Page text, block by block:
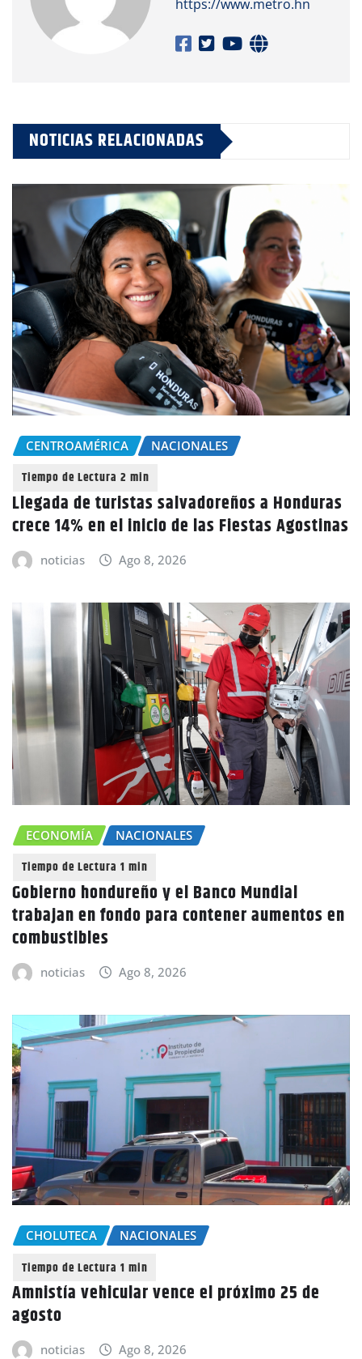
https://www.metro.hn
NOTICIAS RELACIONADAS
CENTROAMÉRICA NACIONALES
Llegada de turistas salvadoreños a Honduras
crece 14% en el inicio de las Fiestas Agostinas
noticias Ago 8, 2026
ECONOMÍA NACIONALES
Gobierno hondureño y el Banco Mundial
trabajan en fondo para contener aumentos en
combustibles
noticias Ago 8, 2026
CHOLUTECA NACIONALES
Amnistía vehicular vence el próximo 25 de
agosto
noticias Ago 8, 2026